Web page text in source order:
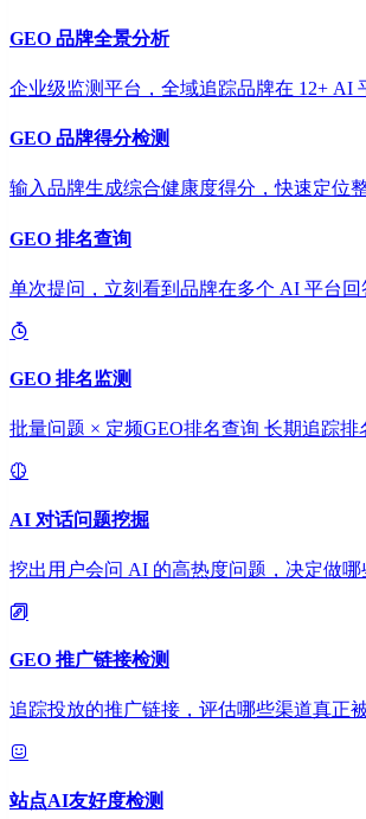
GEO 品牌全景分析
企业级监测平台，全域追踪品牌在 12+ AI
GEO 品牌得分检测
输入品牌生成综合健康度得分，快速定位
GEO 排名查询
单次提问，立刻看到品牌在多个 AI 平台回
GEO 排名监测
批量问题 × 定频GEO排名查询 长期追踪排
AI 对话问题挖掘
挖出用户会问 AI 的高热度问题，决定做哪
GEO 推广链接检测
追踪投放的推广链接，评估哪些渠道真正
站点AI友好度检测